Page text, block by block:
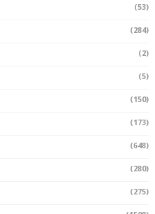
(53)
(284)
(2)
(5)
(150)
(173)
(648)
(280)
(275)